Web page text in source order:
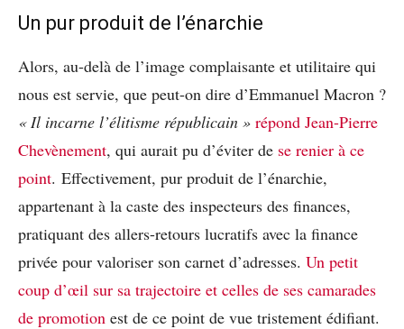
Un pur produit de l’énarchie
Alors, au-delà de l’image complaisante et utilitaire qui
nous est servie, que peut-on dire d’Emmanuel Macron ?
« Il incarne l’élitisme républicain » répond Jean-Pierre
Chevènement, qui aurait pu d’éviter de se renier à ce
point. Effectivement, pur produit de l’énarchie,
appartenant à la caste des inspecteurs des finances,
pratiquant des allers-retours lucratifs avec la finance
privée pour valoriser son carnet d’adresses. Un petit
coup d’œil sur sa trajectoire et celles de ses camarades
de promotion est de ce point de vue tristement édifiant.